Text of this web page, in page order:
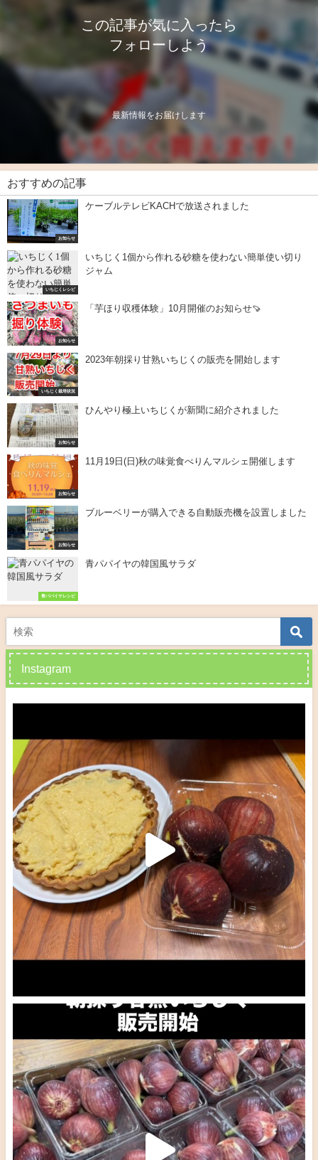
この記事が気に入ったら
フォローしよう
最新情報をお届けします
おすすめの記事
お知らせ
ケーブルテレビKACHで放送されました
いちじくレシピ
いちじく1個から作れる砂糖を使わない簡単使い切り
ジャム
お知らせ
「芋ほり収穫体験」10月開催のお知らせ🍠
いちじく栽培状況
2023年朝採り甘熟いちじくの販売を開始します
お知らせ
ひんやり極上いちじくが新聞に紹介されました
お知らせ
11月19日(日)秋の味覚食べりんマルシェ開催します
お知らせ
ブルーベリーが購入できる自動販売機を設置しました
青パパイヤレシピ
青パパイヤの韓国風サラダ
Instagram